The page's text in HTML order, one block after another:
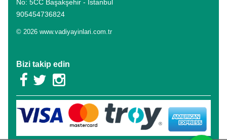
No: 5CC Başakşehir - İstanbul
905454736824
© 2026 www.vadiyayinlari.com.tr
Bizi takip edin